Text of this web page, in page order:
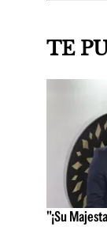
TE
"¡Su